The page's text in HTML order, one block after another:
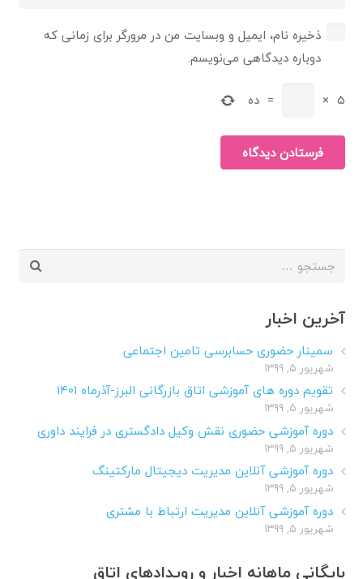
ذخیره نام، ایمیل و وبسایت من در مرورگر برای زمانی که
دوباره دیدگاهی می‌نویسم.
5
×
= ده
فرستادن دیدگاه
جستجو
آخرین اخبار
سمینار حضوری حسابرسی تامین اجتماعی
شهریور ۵, ۱۳۹۹
تقویم دوره های آموزشی اتاق بازرگانی البرز-آذرماه ۱۴۰۱
شهریور ۵, ۱۳۹۹
دوره آموزشی حضوری نقش وکیل دادگستری در فرایند داوری
شهریور ۵, ۱۳۹۹
دوره آموزشی آنلاین مدیریت دیجیتال مارکتینگ
شهریور ۵, ۱۳۹۹
دوره آموزشی آنلاین مدیریت ارتباط با مشتری
شهریور ۵, ۱۳۹۹
بایگانی ماهانه اخبار و رویدادهای اتاق